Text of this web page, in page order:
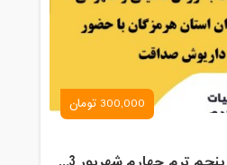
300,000 تومان